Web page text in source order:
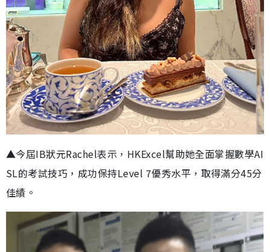
▲今屆IB狀元Rachel表示，HKExcel幫助她全面掌握數學AI
SL的考試技巧，成功保持Level 7優秀水平，取得滿分45分
佳績。